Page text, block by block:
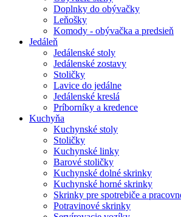
Doplnky do obývačky
Leňošky
Komody - obývačka a predsieň
Jedáleň
Jedálenské stoly
Jedálenské zostavy
Stoličky
Lavice do jedálne
Jedálenské kreslá
Príborníky a kredence
Kuchyňa
Kuchynské stoly
Stoličky
Kuchynské linky
Barové stoličky
Kuchynské dolné skrinky
Kuchynské horné skrinky
Skrinky pre spotrebiče a
Potravinové skrinky